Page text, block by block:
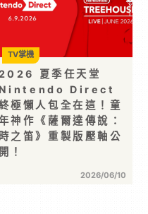
夏季任天堂
Nintendo Direct
極懶人包全在這！童
神作《薩爾達傳說：
時之笛》重製版壓軸公
開！
2026/06/10
TV掌機